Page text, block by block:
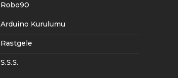
Robo90
Arduino Kurulumu
Rastgele
S.S.S.